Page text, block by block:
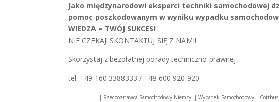
Jako międzynarodowi eksperci techniki samochodowej
pomoc poszkodowanym w wyniku wypadku
WIEDZA = TWÓJ SUKCES!
NIE CZEKAJ! SKONTAKTUJ SIĘ Z NAMI!
Skorzystaj z bezpłatnej porady techniczno-prawnej
tel: +49 160 3388333 / +48 600 920 920
| Rzeczoznawca Samochodowy Niemcy. | Wypadek Samochodowy –